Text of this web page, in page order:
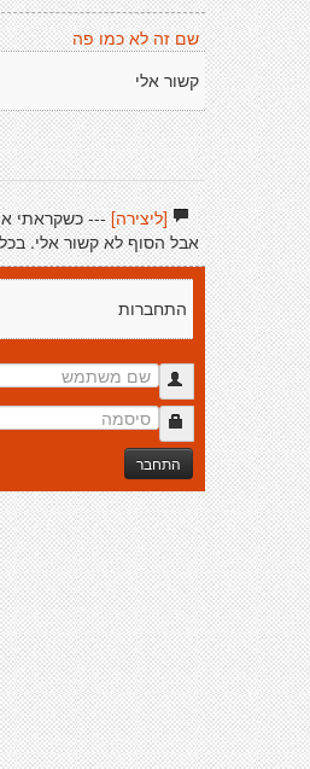
שם זה לא כמו פה
קשור אלי
[ליצירה]--- כשקראתי
אבל הסוף לא קשור אלי.
התחברות
התחבר